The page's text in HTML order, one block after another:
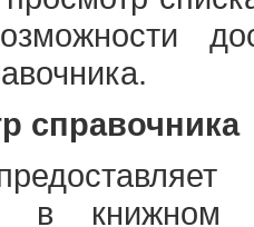
справочника
в